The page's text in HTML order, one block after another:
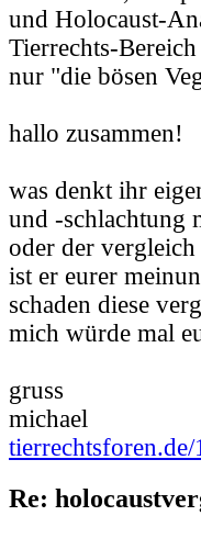
und Holocaust-
Tierrechts-
nur "die bösen
hallo zusammen!
was denkt ihr
und -schlachtung
oder der
ist er eurer
schaden diese
mich würde mal
gruss
michael
Re: